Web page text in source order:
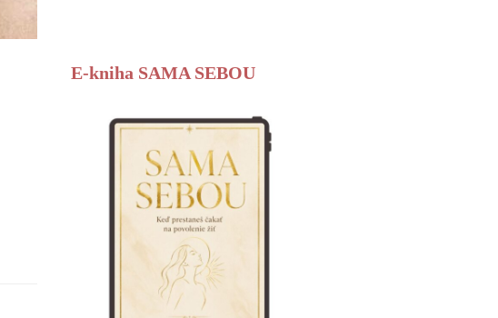
E-kniha SAMA SEBOU